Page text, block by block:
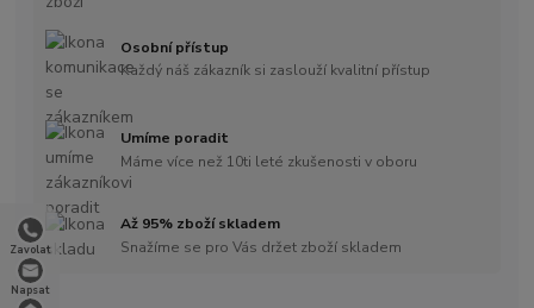
Zavolat
Napsat
Osobní přístup
Každý náš zákazník si zaslouží kvalitní přístup
Umíme poradit
Máme více než 10ti leté zkušenosti v oboru
Až 95% zboží skladem
Snažíme se pro Vás držet zboží skladem